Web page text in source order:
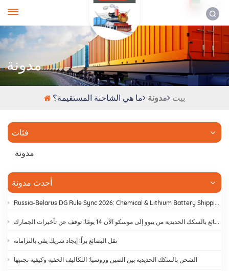
مدونة
بيت مدونة ما هي الشاحنة المستقيمة؟
فئات
مدونة
أحدث مدونة
نقل البضائع براً: إيجاد شريك يفي بالتزاماته
الشحن بالسكك الحديدية بين الصين وروسيا: التكاليف الخفية وكيفية تجنبها